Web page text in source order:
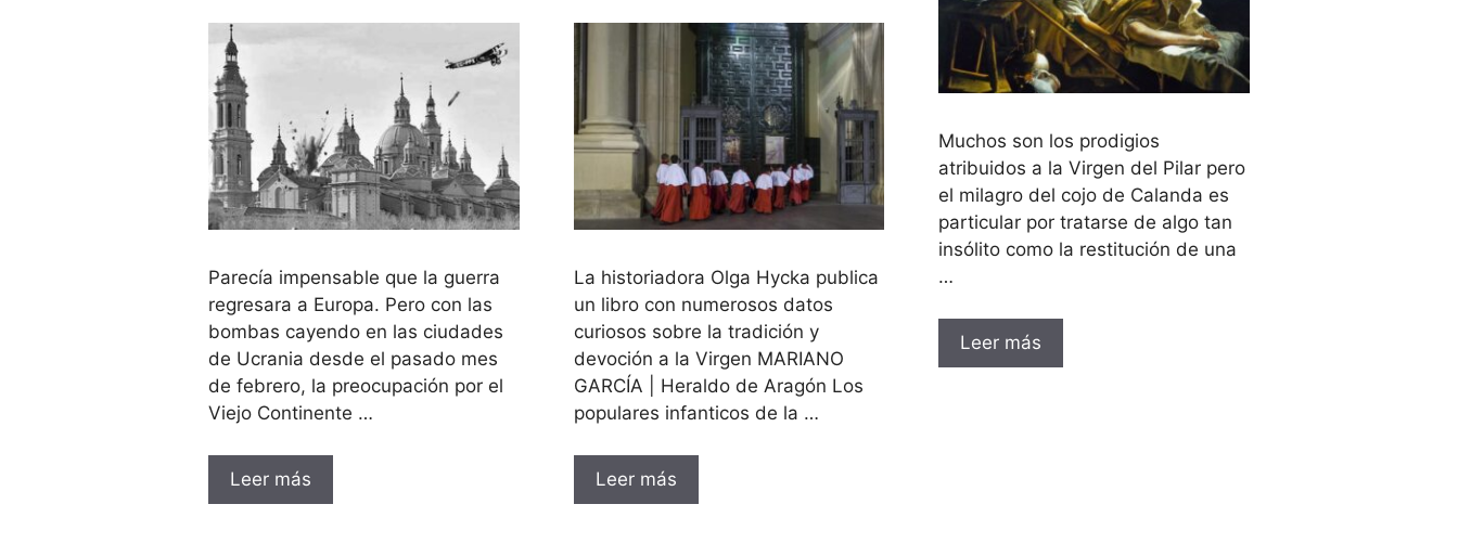
Parecía impensable que la guerra
regresara a Europa. Pero con las
bombas cayendo en las ciudades
de Ucrania desde el pasado mes
de febrero, la preocupación por el
Viejo Continente …
Leer más
La historiadora Olga Hycka publica
un libro con numerosos datos
curiosos sobre la tradición y
devoción a la Virgen MARIANO
GARCÍA | Heraldo de Aragón Los
populares infanticos de la …
Leer más
Muchos son los prodigios
atribuidos a la Virgen del Pilar pero
el milagro del cojo de Calanda es
particular por tratarse de algo tan
insólito como la restitución de una
…
Leer más